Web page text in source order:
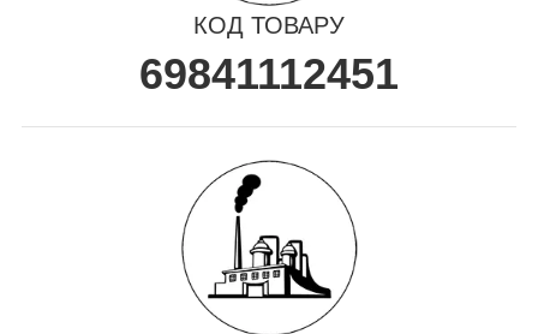
КОД ТОВАРУ
69841112451